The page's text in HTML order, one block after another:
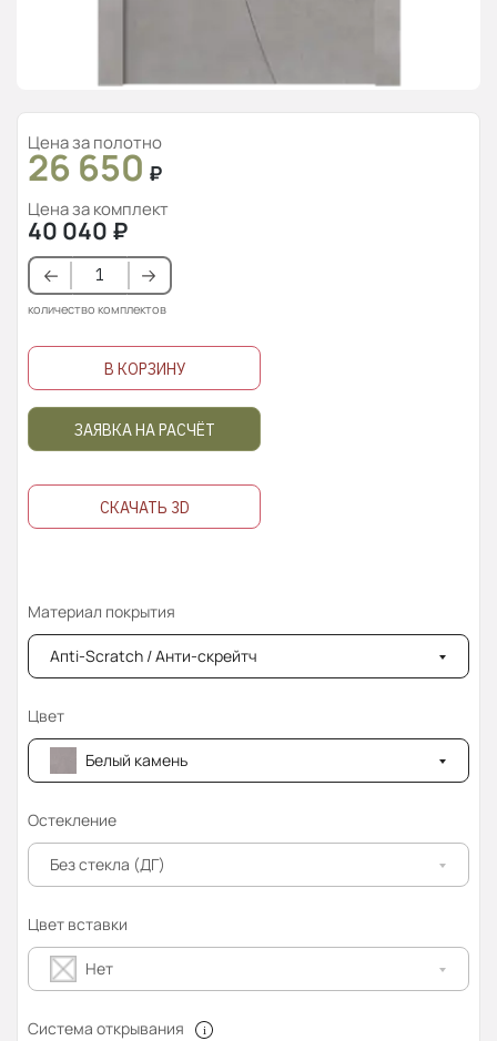
Цена за полотно
26 650 ₽
Цена за комплект
40 040 ₽
количество комплектов
В КОРЗИНУ
ЗАЯВКА НА РАСЧЁТ
СКАЧАТЬ 3D
Материал покрытия
Апti-Sсrаtсh / Анти-скрейтч
Цвет
Белый камень
Остекление
Без стекла (ДГ)
Цвет вставки
Нет
Система открывания